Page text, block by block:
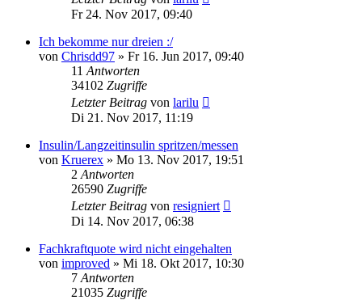
Fr 24. Nov 2017, 09:40
Ich bekomme nur dreien :/
von Chrisdd97 » Fr 16. Jun 2017, 09:40
11 Antworten
34102 Zugriffe
Letzter Beitrag von larilu
Di 21. Nov 2017, 11:19
Insulin/Langzeitinsulin spritzen/messen
von Kruerex » Mo 13. Nov 2017, 19:51
2 Antworten
26590 Zugriffe
Letzter Beitrag von resigniert
Di 14. Nov 2017, 06:38
Fachkraftquote wird nicht eingehalten
von improved » Mi 18. Okt 2017, 10:30
7 Antworten
21035 Zugriffe